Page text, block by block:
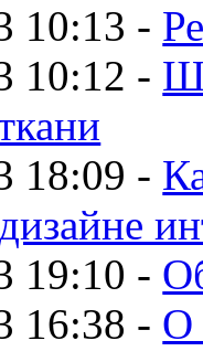
10:13 -
10:12 -
18:09 -
19:10 -
16:38 - О